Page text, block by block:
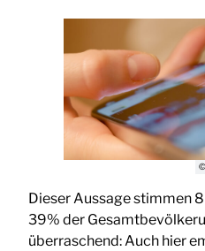
Dieser Aussage stimmen
39% der
überraschend: Auch hier